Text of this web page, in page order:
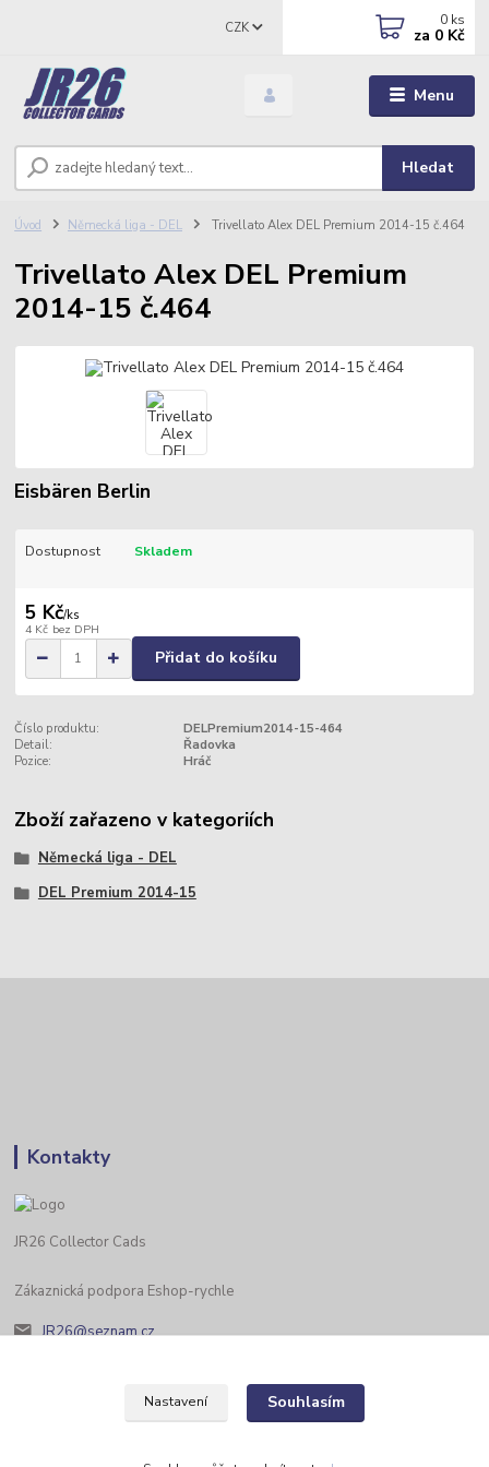
Menu
CZK
Hledat
0 ks
za 0 Kč
Úvod Německá liga - DEL Trivellato Alex DEL Premium 2014-15 č.464
Trivellato Alex DEL Premium
2014-15 č.464
Eisbären Berlin
Dostupnost Skladem
5 Kč/ks
4 Kč bez DPH
Přidat do košíku
Číslo produktu:
DELPremium2014-15-464
Detail:
Řadovka
Pozice:
Hráč
Zboží zařazeno v kategoriích
Německá liga - DEL
DEL Premium 2014-15
Kontakty
JR26 Collector Cads
Zákaznická podpora Eshop-rychle
JR26@seznam.cz
Nastavení Souhlasím